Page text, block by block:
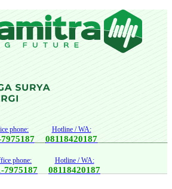
phone: Hotline / WA:
08118420187
phone:
7975187
Hotline / WA:
08118420187